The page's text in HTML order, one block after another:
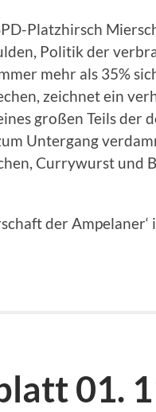
Platzhirsch
Politik der
mehr als 35%
zeichnet ein
großen Teils der
Untergang
Currywurst und
der
01.